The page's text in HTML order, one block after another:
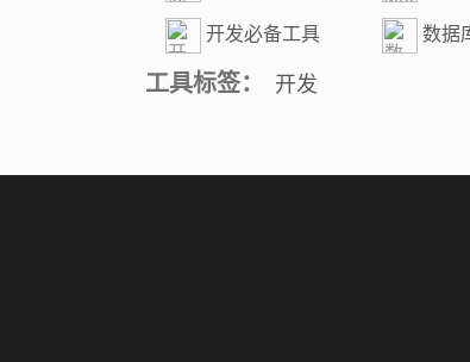
生成器
开发必备工具
数据
工具标签： 开发